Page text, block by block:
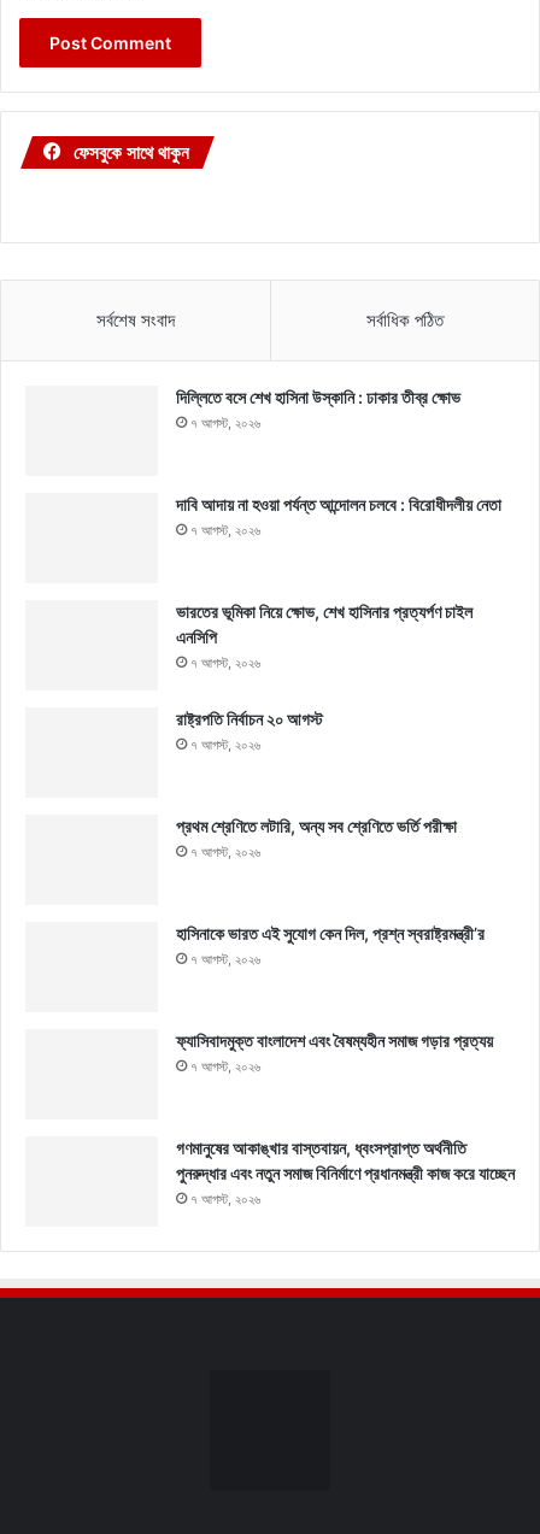
ফেসবুকে সাথে থাকুন
সর্বশেষ সংবাদ সর্বাধিক পঠিত
দিল্লিতে বসে শেখ হাসিনা উস্কানি : ঢাকার তীব্র ক্ষোভ
৭ আগস্ট, ২০২৬
দাবি আদায় না হওয়া পর্যন্ত আন্দোলন চলবে : বিরোধীদলীয় নেতা
৭ আগস্ট, ২০২৬
ভারতের ভূমিকা নিয়ে ক্ষোভ, শেখ হাসিনার প্রত্যর্পণ চাইল
এনসিপি
৭ আগস্ট, ২০২৬
রাষ্ট্রপতি নির্বাচন ২০ আগস্ট
৭ আগস্ট, ২০২৬
প্রথম শ্রেণিতে লটারি, অন্য সব শ্রেণিতে ভর্তি পরীক্ষা
৭ আগস্ট, ২০২৬
হাসিনাকে ভারত এই সুযোগ কেন দিল, প্রশ্ন স্বরাষ্ট্রমন্ত্রী’র
৭ আগস্ট, ২০২৬
ফ্যাসিবাদমুক্ত বাংলাদেশ এবং বৈষম্যহীন সমাজ গড়ার প্রত্যয়
৭ আগস্ট, ২০২৬
গণমানুষের আকাঙ্খার বাস্তবায়ন, ধ্বংসপ্রাপ্ত অর্থনীতি
পুনরুদ্ধার এবং নতুন সমাজ বিনির্মাণে প্রধানমন্ত্রী কাজ করে যাচ্ছেন
৭ আগস্ট, ২০২৬